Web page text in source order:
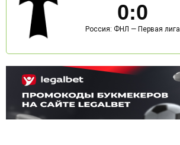
0:0
Россия: ФНЛ — Первая лига